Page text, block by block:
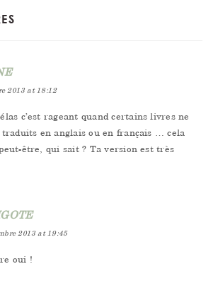
2013 at 18:12
c’est rageant quand certains livres ne
traduits en anglais ou en français … cela
être, qui sait ? Ta version est très
2013 at 19:45
oui !